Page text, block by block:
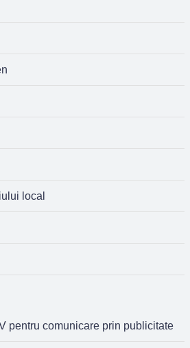
local
pentru comunicare prin publicitate